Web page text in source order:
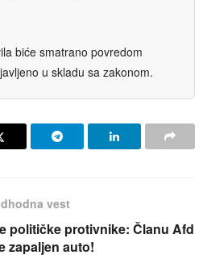
biće smatrano povredom
u skladu sa zakonom.
vest
političke protivnike: Članu Afd
zapaljen auto!